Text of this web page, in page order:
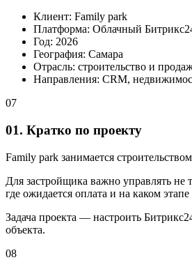
Клиент: Family park
Платформа: Облачный
Год: 2026
География: Самара
Отрасль: строительство и
Направления: CRM,
07
01. Кратко по проекту
Family park занимается
Для застройщика важно управлять не
где ожидается оплата и на каком
Задача проекта — настроить
объекта.
08